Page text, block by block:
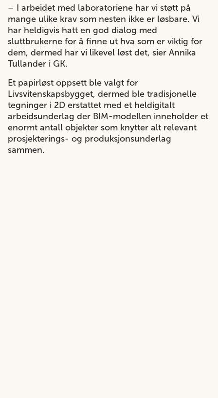
– I arbeidet med laboratoriene har vi støtt på
mange ulike krav som nesten ikke er løsbare. Vi
har heldigvis hatt en god dialog med
sluttbrukerne for å finne ut hva som er viktig for
dem, dermed har vi likevel løst det, sier Annika
Tullander i GK.
Et papirløst oppsett ble valgt for
Livsvitenskapsbygget, dermed ble tradisjonelle
tegninger i 2D erstattet med et heldigitalt
arbeidsunderlag der BIM-modellen inneholder et
enormt antall objekter som knytter alt relevant
prosjekterings- og produksjonsunderlag
sammen.